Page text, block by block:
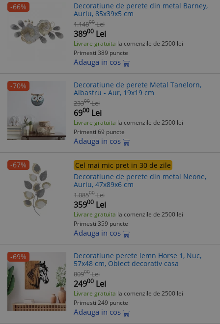
-66%
Decoratiune de perete din metal Barney,
Auriu, 85x39x5 cm
1.14800 Lei
38900 Lei
Livrare gratuita la comenzile de 2500 lei
Primesti 389 puncte
Adauga in cos
-70%
Decoratiune de perete Metal Tanelorn,
Albastru - Aur, 19x19 cm
23300 Lei
6900 Lei
Livrare gratuita la comenzile de 2500 lei
Primesti 69 puncte
Adauga in cos
-67%
Cel mai mic pret in 30 de zile
Decoratiune de perete din metal Neone,
Auriu, 47x89x6 cm
1.08500 Lei
35900 Lei
Livrare gratuita la comenzile de 2500 lei
Primesti 359 puncte
Adauga in cos
-69%
Decoratiune perete lemn Horse 1, Nuc,
57x48 cm, Obiect decorativ casa
80900 Lei
24900 Lei
Livrare gratuita la comenzile de 2500 lei
Primesti 249 puncte
Adauga in cos